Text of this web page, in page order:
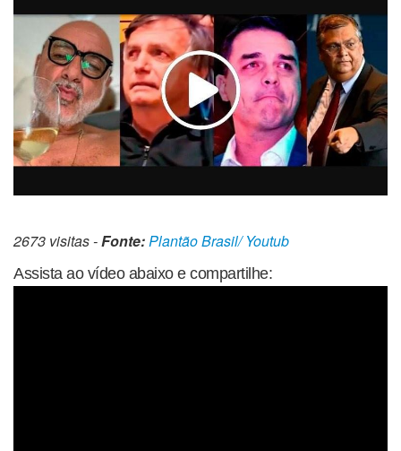
2673 visitas -Fonte:Plantão Brasil/ Youtub
Assista ao vídeo abaixo e compartilhe: